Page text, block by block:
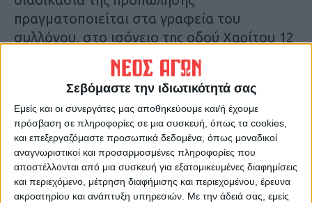
Σεβόμαστε την ιδιωτικότητά σας
Εμείς και οι συνεργάτες μας αποθηκεύουμε και/ή έχουμε
πρόσβαση σε πληροφορίες σε μια συσκευή, όπως τα cookies,
και επεξεργαζόμαστε προσωπικά δεδομένα, όπως μοναδικοί
αναγνωριστικοί και προσαρμοσμένες πληροφορίες που
αποστέλλονται από μια συσκευή για εξατομικευμένες διαφημίσεις
και περιεχόμενο, μέτρηση διαφήμισης και περιεχομένου, έρευνα
ακροατηρίου και ανάπτυξη υπηρεσιών. Με την άδειά σας, εμείς
πραγματοποιείται στα γραφεία του
συλλόγου, στο ισόγειο της οδού Χαρίτου 12
Δευτέρα-Τετάρτη-Παρασκευή 9-1 το πρωί
και 6-8 το απόγευμα, Τρίτη-Πέμπτη 9-1 το
πρωί και Σάββατο 10-1 το πρωί και
ηλεκτρονικά μέσω της ticketmaster.gr.
Σε ό,τι αφορά στις διαθέσιμες θέσεις αλλά
και τις τιμές των εισιτηρίων για τον αγώνα
με την Οστάνδη, αυτές έχουν ως εξής: